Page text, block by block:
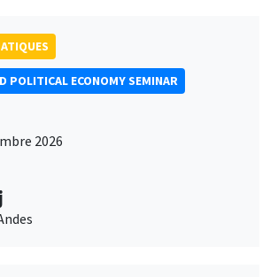
POLITICAL ECONOMY SEMINAR
2026